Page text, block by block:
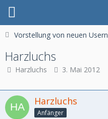
Vorstellung von neuen Usern
Harzluchs
Harzluchs 3. Mai 2012
Harzluchs
Anfänger